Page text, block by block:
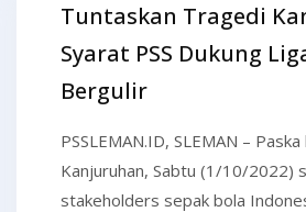
Tuntaskan Tragedi
Syarat PSS Dukung
Bergulir
PSSLEMAN.ID, SLEMAN –
Kanjuruhan, Sabtu (1/10/2022)
stakeholders sepak bola